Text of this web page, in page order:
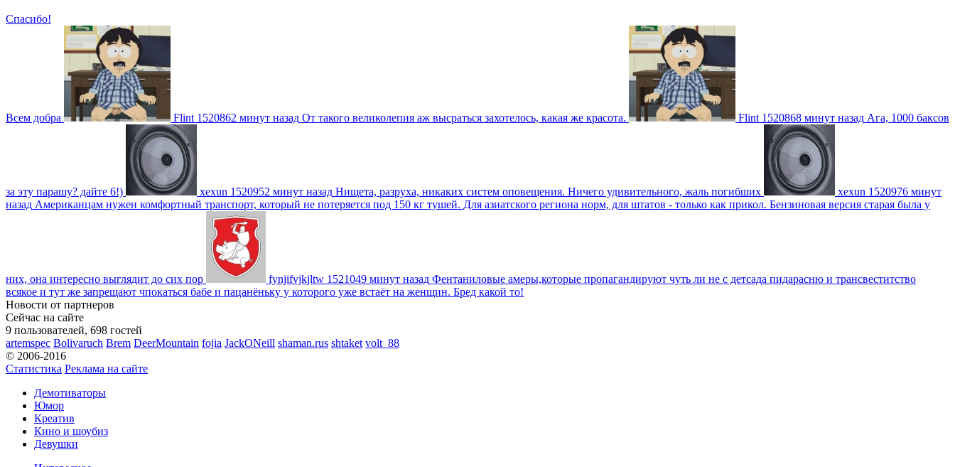
Спасибо!
Всем добра Flint 1520862 минут назад От такого великолепия аж высраться захотелось, какая же красота. Flint 1520868 минут назад Ага, 1000 баксов
за эту парашу? дайте 6!) xexun 1520952 минут назад Нищета, разруха, никаких систем оповещения. Ничего удивительного, жаль погибших xexun 1520976 минут
назад Американцам нужен комфортный транспорт, который не потеряется под 150 кг тушей. Для азиатского региона норм, для штатов - только как прикол. Бензиновая версия старая была у
них, она интересно выглядит до сих пор fynjifvjkjltw 1521049 минут назад Фентаниловые амеры,которые пропагандируют чуть ли не с детсада пидарасню и трансвеститство
всякое и тут же запрещают чпокаться бабе и пацанёньку у которого уже встаёт на женщин. Бред какой то!
Новости от партнеров
Сейчас на сайте
9 пользователей, 698 гостей
artemspec Bolivaruch Brem DeerMountain fojia JackONeill shaman.rus shtaket volt_88
© 2006-2016
Статистика Реклама на сайте
Демотиваторы
Юмор
Креатив
Кино и шоубиз
Девушки